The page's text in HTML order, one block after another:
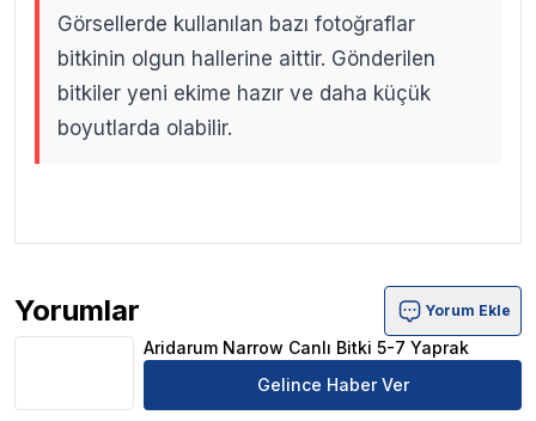
Görsellerde kullanılan bazı fotoğraflar
bitkinin olgun hallerine aittir. Gönderilen
bitkiler yeni ekime hazır ve daha küçük
boyutlarda olabilir.
Yorumlar
Aridarum Narrow Canlı Bitki 5-7 Yaprak Ürün Yorumları
Yorum Ekle
Aridarum Narrow Canlı Bitki 5-7 Yaprak
Gelince Haber Ver